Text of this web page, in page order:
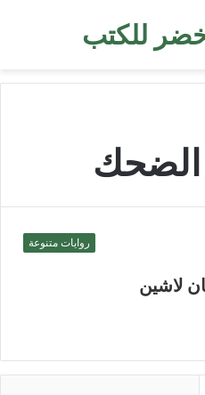
للكتب
الضحك
روايات متنوعة
لاشين